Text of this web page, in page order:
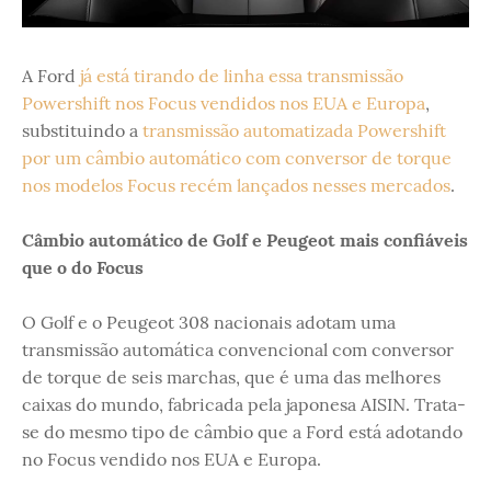
A Ford já está tirando de linha essa transmissão
Powershift nos Focus vendidos nos EUA e Europa,
substituindo a transmissão automatizada Powershift
por um câmbio automático com conversor de torque
nos modelos Focus recém lançados nesses mercados.
Câmbio automático de Golf e Peugeot mais confiáveis
que o do Focus
O Golf e o Peugeot 308 nacionais adotam uma
transmissão automática convencional com conversor
de torque de seis marchas, que é uma das melhores
caixas do mundo, fabricada pela japonesa AISIN. Trata-
se do mesmo tipo de câmbio que a Ford está adotando
no Focus vendido nos EUA e Europa.